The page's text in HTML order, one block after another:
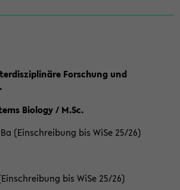
Forschung und
Biology / M.Sc.
(Einschreibung bis WiSe 25/26)
bis WiSe 25/26)